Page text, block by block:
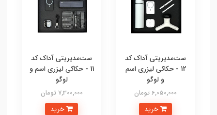
ست‌مدیریتی آداک کد
12 - حکاکی لیزری اسم
و لوگو
6,050,000 تومان
ست‌مدیریتی آداک کد
11 - حکاکی لیزری اسم و
لوگو
7,300,000 تومان